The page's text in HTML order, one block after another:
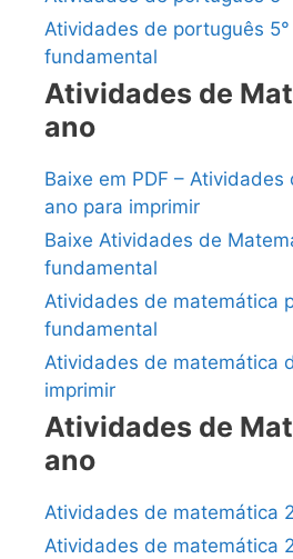
Atividades de português
fundamental
Atividades de
ano
Baixe em PDF – Atividades
ano para imprimir
Baixe Atividades de
fundamental
Atividades de matemática
fundamental
Atividades de matemática
imprimir
Atividades de
ano
Atividades de matemática
Atividades de matemática